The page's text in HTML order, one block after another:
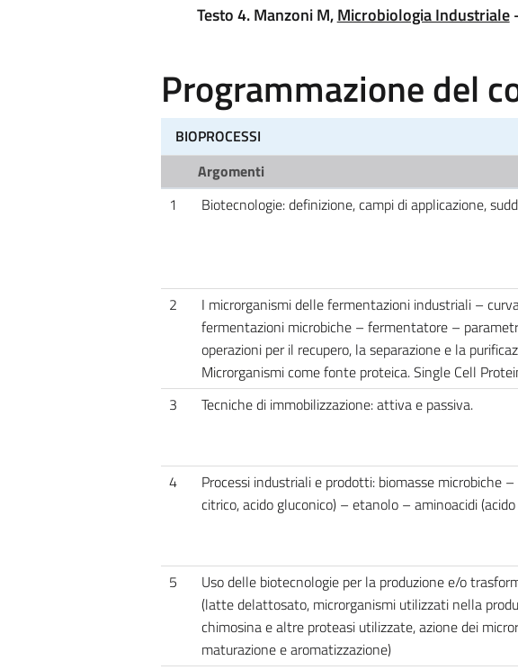
Testo 4. Manzoni M,Microbiologia Industriale
Programmazione del
BIOPROCESSI
Argomenti
1
Biotecnologie: definizione, campi di applicazione,
2
I microrganismi delle fermentazioni industriali –
fermentazioni microbiche – fermentatore –
operazioni per il recupero, la separazione e la
Microrganismi come fonte proteica. Single Cell
3 Tecniche di immobilizzazione: attiva e passiva.
4
Processi industriali e prodotti: biomasse microbiche
citrico, acido gluconico) – etanolo – aminoacidi
5
Uso delle biotecnologie per la produzione e/o
(latte delattosato, microrganismi utilizzati nella
chimosina e altre proteasi utilizzate, azione dei
maturazione e aromatizzazione)